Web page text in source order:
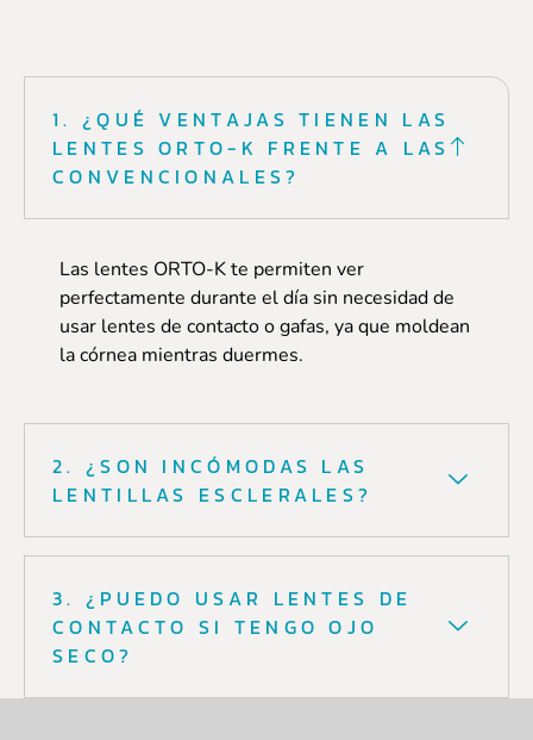
1. ¿QUÉ VENTAJAS TIENEN LAS
LENTES ORTO-K FRENTE A LAS
CONVENCIONALES?
Las lentes ORTO-K te permiten ver
perfectamente durante el día sin necesidad de
usar lentes de contacto o gafas, ya que moldean
la córnea mientras duermes.
2. ¿SON INCÓMODAS LAS
LENTILLAS ESCLERALES?
3. ¿PUEDO USAR LENTES DE
CONTACTO SI TENGO OJO
SECO?